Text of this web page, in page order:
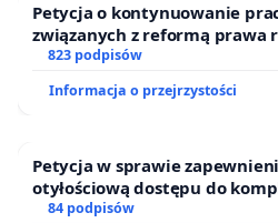
Petycja o kontynuowanie
związanych z reformą prawa
823 podpisów
Informacja o przejrzystości
Petycja w sprawie
otyłościową dostępu do
oraz programów
84 podpisów